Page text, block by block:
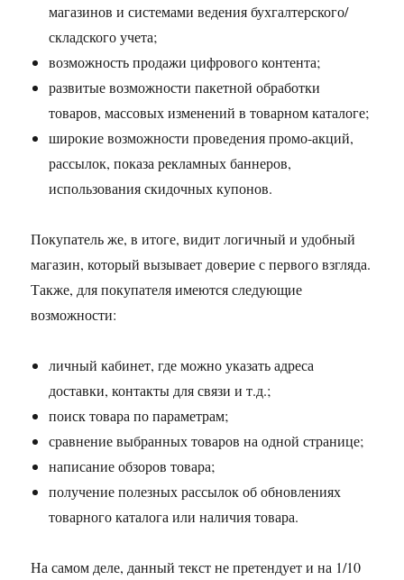
магазинов и системами ведения бухгалтерского/
складского учета;
возможность продажи цифрового контента;
развитые возможности пакетной обработки
товаров, массовых изменений в товарном каталоге;
широкие возможности проведения промо-акций,
рассылок, показа рекламных баннеров,
использования скидочных купонов.
Покупатель же, в итоге, видит логичный и удобный
магазин, который вызывает доверие с первого взгляда.
Также, для покупателя имеются следующие
возможности:
личный кабинет, где можно указать адреса
доставки, контакты для связи и т.д.;
поиск товара по параметрам;
сравнение выбранных товаров на одной странице;
написание обзоров товара;
получение полезных рассылок об обновлениях
товарного каталога или наличия товара.
На самом деле, данный текст не претендует и на 1/10